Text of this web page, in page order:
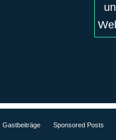
Gastbeiträge Sponsored Posts